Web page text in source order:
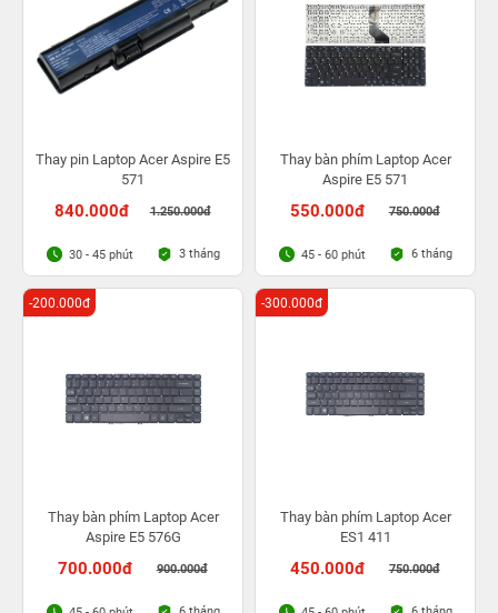
Thay pin Laptop Acer Aspire E5
571
840.000đ 1.250.000đ
30 - 45 phút 3 tháng
Thay bàn phím Laptop Acer
Aspire E5 571
550.000đ 750.000đ
45 - 60 phút 6 tháng
Thay bàn phím Laptop Acer
Aspire E5 576G
700.000đ 900.000đ
-200.000đ
Thay bàn phím Laptop Acer
ES1 411
450.000đ 750.000đ
-300.000đ